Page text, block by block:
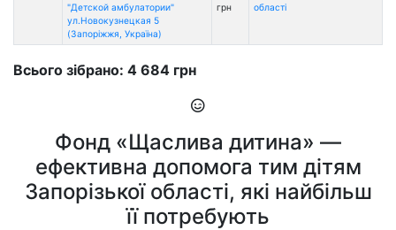
"Детской амбулатории"
ул.Новокузнецкая 5
(Запоріжжя, Україна)
грн
області
Всього зібрано: 4 684 грн
Фонд «Щаслива дитина» —
ефективна допомога тим дітям
Запорізької області, які найбільш
її потребують